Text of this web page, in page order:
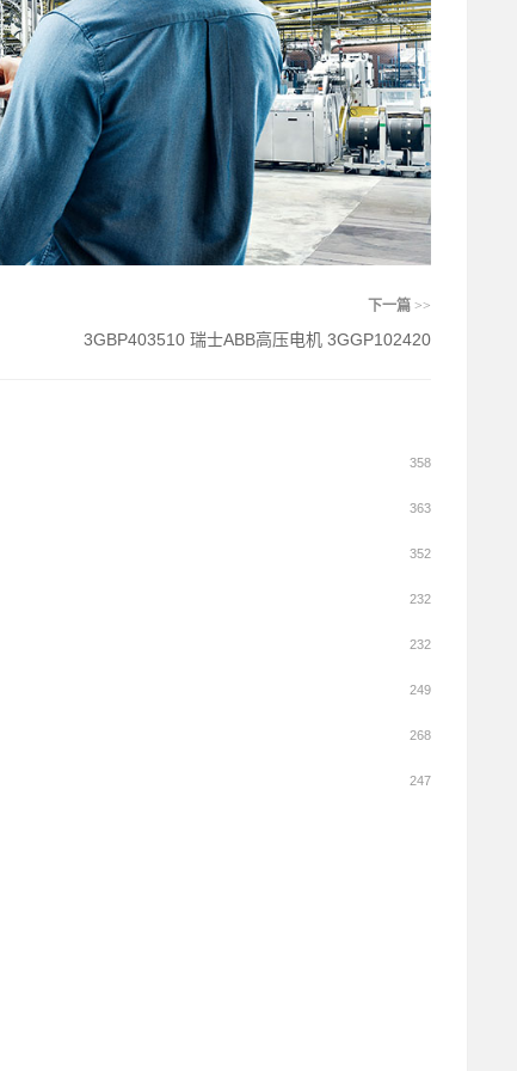
下一篇 >>
3GBP403510 瑞士ABB高压电机 3GGP102420
358
363
352
232
232
249
268
247